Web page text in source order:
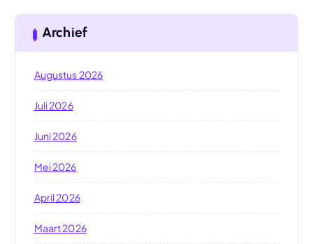
Archief
Augustus 2026
Juli 2026
Juni 2026
Mei 2026
April 2026
Maart 2026